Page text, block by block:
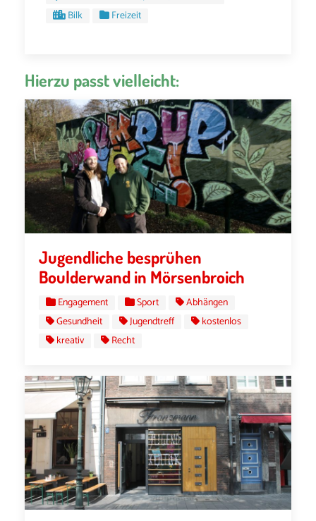
Bilk
Freizeit
Hierzu passt vielleicht:
Jugendliche besprühen
Boulderwand in Mörsenbroich
Engagement Sport
Abhängen
Gesundheit
Jugendtreff
kostenlos
kreativ
Recht